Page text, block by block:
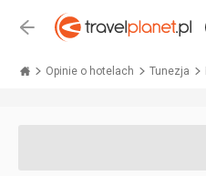
Wstecz
Opinie o hotelach Tunezja